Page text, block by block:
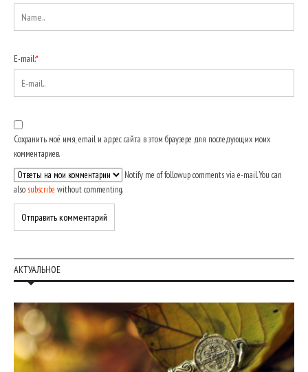
E-mail:*
Сохранить моё имя, email и адрес сайта в этом браузере для последующих моих
комментариев.
Notify me of followup comments via e-mail. You can
also subscribe without commenting.
АКТУАЛЬНОЕ